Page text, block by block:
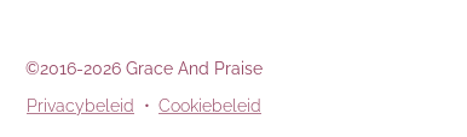
©2016-2026 Grace And Praise
Privacybeleid
Cookiebeleid